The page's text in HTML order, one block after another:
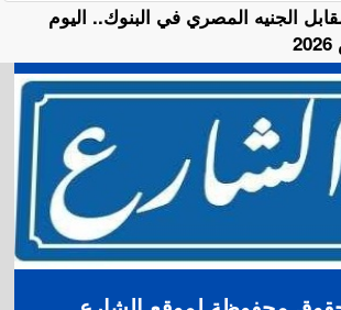
الجنيه المصري في البنوك.. اليوم